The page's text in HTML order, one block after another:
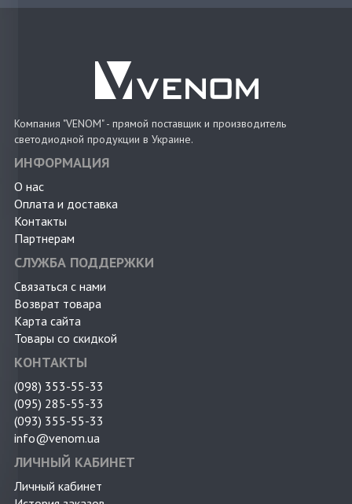
Компания "VENOM" - прямой поставщик и производитель
светодиодной продукции в Украине.
ИНФОРМАЦИЯ
О нас
Оплата и доставка
Контакты
Партнерам
СЛУЖБА ПОДДЕРЖКИ
Связаться с нами
Возврат товара
Карта сайта
Товары со скидкой
КОНТАКТЫ
(098) 353-55-33
(095) 285-55-33
(093) 355-55-33
info@venom.ua
ЛИЧНЫЙ КАБИНЕТ
Личный кабинет